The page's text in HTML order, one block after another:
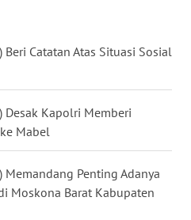
Beri Catatan Atas Situasi Sosial
Desak Kapolri Memberi
Mabel
Memandang Penting Adanya
Moskona Barat Kabupaten